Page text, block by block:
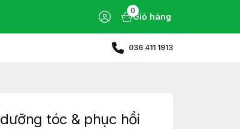
0
Giỏ hàng
036 411 1913
tóc & phục hồi